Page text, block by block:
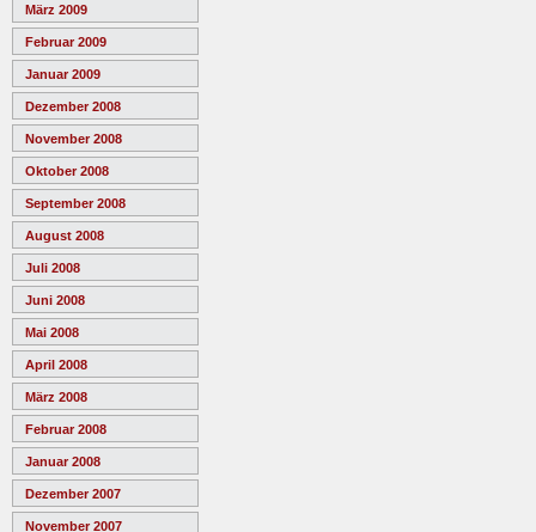
März 2009
Februar 2009
Januar 2009
Dezember 2008
November 2008
Oktober 2008
September 2008
August 2008
Juli 2008
Juni 2008
Mai 2008
April 2008
März 2008
Februar 2008
Januar 2008
Dezember 2007
November 2007